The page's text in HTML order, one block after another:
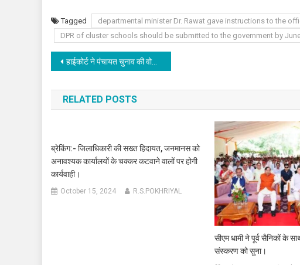
Tagged
departmental minister Dr. Rawat gave instructions to the
DPR of cluster schools should be submitted to the government by
Post
navigation
हाईकोर्ट ने पंचायत चुनाव की वोटर लिस्ट को लेकर सुनाया फैसला, जांच कमेटी को दिए निर्देश।
RELATED POSTS
ब्रेकिंग:- जिलाधिकारी की सख्त हिदायत, जनमानस को
अनावश्यक कार्यालयों के चक्कर कटवाने वालों पर होगी
कार्यवाही।
October 15, 2024 R.S.POKHRIYAL
सीएम धामी ने पूर्व सैनिकों के
संस्करण को सुना।